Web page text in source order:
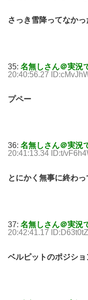
さっき雪降ってなかっ
35: 名無しさん＠実況
20:40:56.27
プペー
36: 名無しさん＠実況
20:41:13.34 ID:t/
とにかく無事に終わっ
37: 名無しさん＠実況
20:42:41.17
ベルピットのポジシ